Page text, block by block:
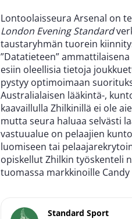
Lontoolaisseura Arsenal on
London Evening Standard
taustaryhmän tuorein
”Datatieteen”
esiin oleellisia tietoja
pystyy optimoimaan
Australialaisen lääkintä-,
kaavaillulla Zhilkinillä ei ole
mutta seura haluaa selvästi
vastuualue on pelaajien
luomiseen tai
opiskellut Zhilkin työskenteli
tuomassa markkinoille Candy
Standard Sport